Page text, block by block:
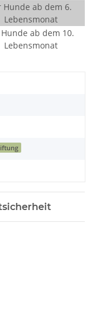
Hunde ab dem 6.
Lebensmonat
ab dem 10.
Lebensmonat